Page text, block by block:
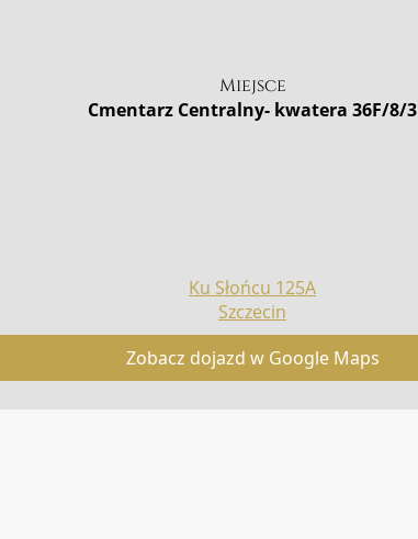
Miejsce
Cmentarz Centralny- kwatera 36F/8/3
Ku Słońcu 125A
Szczecin
Zobacz dojazd w Google Maps